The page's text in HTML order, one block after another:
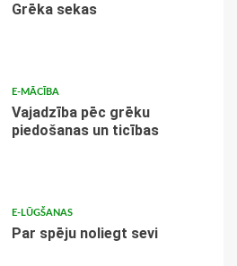
Grēka sekas
E-MĀCĪBA
Vajadzība pēc grēku
piedošanas un ticības
E-LŪGŠANAS
Par spēju noliegt sevi